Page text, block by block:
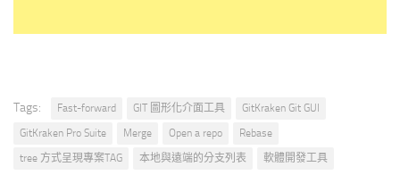
Tags: Fast-forward GIT 圖形化介面工具
GitKraken Git GUI
GitKraken Pro Suite
Merge Open a repo
Rebase
tree 方式呈現專案TAG
本地與遠端的分支列表 軟體開發工具